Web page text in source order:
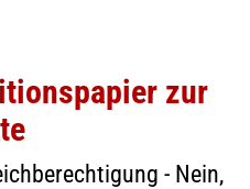
zur
- Nein,